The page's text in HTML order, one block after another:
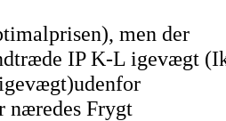
men der
IP K-L igevægt
næredes Frygt